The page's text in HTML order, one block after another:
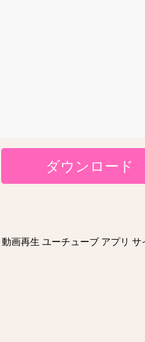
ダウンロード
画再生 ユーチューブ アプリ